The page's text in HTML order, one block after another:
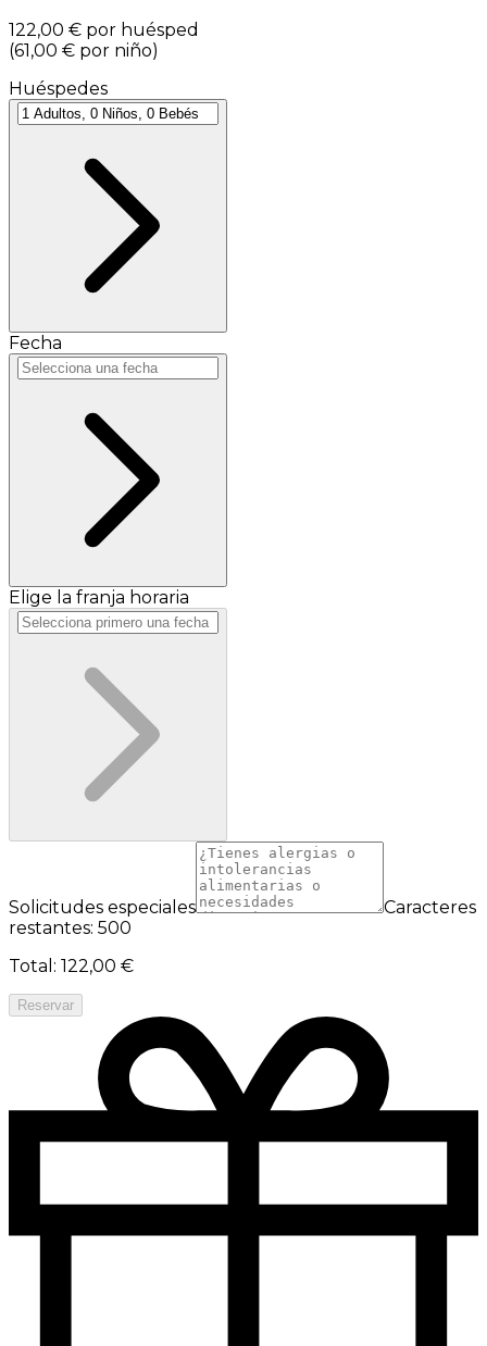
122,00 € por huésped
(61,00 € por niño)
Huéspedes
Fecha
Elige la franja horaria
Solicitudes especiales
Caracteres
restantes: 500
Total : 122,00 €
Reservar